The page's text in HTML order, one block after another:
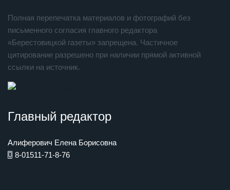
Полная перепечатка материалов и фотографий без
письменного согласия главного редактора
«Берестовицкой газеты» запрещена. Частичное
цитирование разрешено при наличии прямой активной
ссылки на источник.
Главный редактор
Алиферович Елена Борисовна
8-01511-71-8-76